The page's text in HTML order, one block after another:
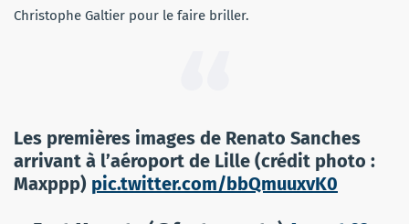
Christophe Galtier pour le faire briller.
Les premières images de Renato Sanches
arrivant à l’aéroport de Lille (crédit photo :
Maxppp) pic.twitter.com/bbQmuuxvK0